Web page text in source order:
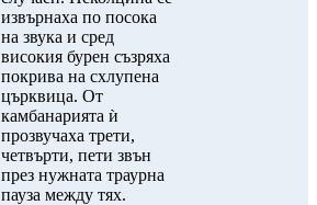
извърнаха по посока
на звука и сред
високия бурен съзряха
покрива на схлупена
църквица. От
камбанарията ѝ
прозвучаха трети,
четвърти, пети звън
през нужната траурна
пауза между тях.